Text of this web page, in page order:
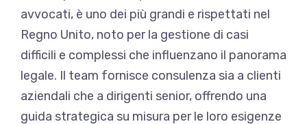
avvocati, è uno dei più grandi e rispettati nel
Regno Unito, noto per la gestione di casi
difficili e complessi che influenzano il panorama
legale. Il team fornisce consulenza sia a clienti
aziendali che a dirigenti senior, offrendo una
guida strategica su misura per le loro esigenze